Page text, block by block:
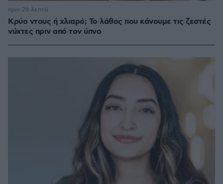
Κρύο ντους ή χλιαρό; Το λάθος που κάνουμε τις ζεστές
νύχτες πριν από τον ύπνο
πριν 26 λεπτά